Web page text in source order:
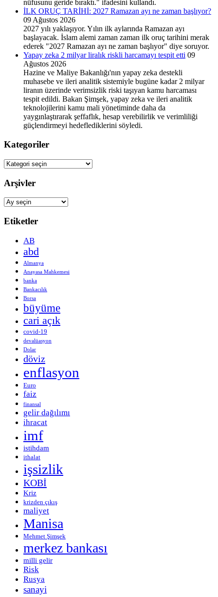
nüfusunu geride bıraktı." ifadesini kullandı.
İLK ORUÇ TARİHİ: 2027 Ramazan ayı ne zaman başlıyor?
09 Ağustos 2026
2027 yılı yaklaşıyor. Yılın ilk aylarında Ramazan ayı
başlayacak. İslam alemi zaman zaman ilk oruç tarihini merak
ederek "2027 Ramazan ayı ne zaman başlıyor" diye soruyor.
Yapay zeka 2 milyar liralık riskli harcamayı tespit etti 09
Ağustos 2026
Hazine ve Maliye Bakanlığı'nın yapay zeka destekli
muhasebe ve ileri analitik sistemiyle bugüne kadar 2 milyar
liranın üzerinde verimsizlik riski taşıyan kamu harcaması
tespit edildi. Bakan Şimşek, yapay zeka ve ileri analitik
teknolojilerini kamu mali yönetiminde daha da
yaygınlaştırarak şeffaflık, hesap verebilirlik ve verimliliği
güçlendirmeyi hedeflediklerini söyledi.
Kategoriler
Kategoriler
Arşivler
Arşivler
Etiketler
AB
abd
Almanya
Anayasa Mahkemesi
banka
Bankacılık
Borsa
büyüme
cari açık
covid-19
devalüasyon
Dolar
döviz
enflasyon
Euro
faiz
finansal
gelir dağılımı
ihracat
imf
istihdam
ithalat
işsizlik
KOBİ
Kriz
krizden çıkış
maliyet
Manisa
Mehmet Şimşek
merkez bankası
milli gelir
Risk
Rusya
sanayi